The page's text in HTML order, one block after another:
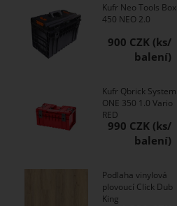
Kufr Neo Tools Box
450 NEO 2.0
900 CZK
Kufr Qbrick System
ONE 350 1.0 Vario
RED
990 CZK
Podlaha vinylová
plovoucí Click Dub
King